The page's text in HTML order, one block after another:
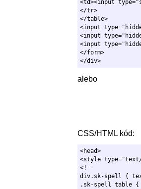
<td><input
</tr>
</table>
<input
<input
<input
</form>
alebo
CSS/HTML kód:
<head>
<style
<!--
div.sk-spell {
.sk-spell table {